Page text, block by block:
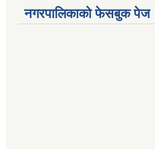
नगरपालिकाको फेसबुक पेज